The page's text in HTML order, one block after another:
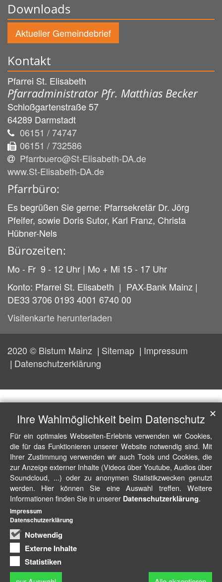
Downloads
Aktueller Gemeindebrief
Kontakt
Pfarrei St. Elisabeth
Pfarradministrator Pfr. Matthias Becker
Schloßgartenstraße 57
64289 Darmstadt
06151 / 74747
06151 / 732586
Pfarrbuero@St-Elisabeth-DA.de
www.St-Elisabeth-DA.de
Pfarrbüro:
Es begrüßen Sie gerne: Pfarrsekretär Dr. Jörg
Pfeifer, sowie Doris Sutor, Karl Franz, Christa
Hübner-Nels
Bürozeiten:
Mo - Fr 9 - 12 Uhr | Mo + Mi 15 - 17 Uhr
Konto: Pfarrei St. Elisabeth | PAX-Bank Mainz |
DE33 3706 0193 4001 6740 00
Visitenkarte herunterladen
2020 © Bistum Mainz Sitemap
Impressum
Datenschutzerklärung
Ihre Wahlmöglichkeit beim Datenschutz
Für ein optimales Webseiten-Erlebnis verwenden wir Cookies,
die für das Funktionieren unserer Website notwendig sind. Mit
Ihrer Zustimmung verwenden wir auch Tools und Cookies, die
zur Anzeige externer Inhalte (Videos über Youtube, Audios über
Soundcloud, ...) oder zu anonymen Statistikzwecken genutzt
werden. Hier können Sie eine Auswahl treffen. Weitere
Informationen finden Sie in unserer Datenschutzerklärung.
Notwendig
Externe Inhalte
Statistiken
✕
Impressum
Datenschutzerklärung